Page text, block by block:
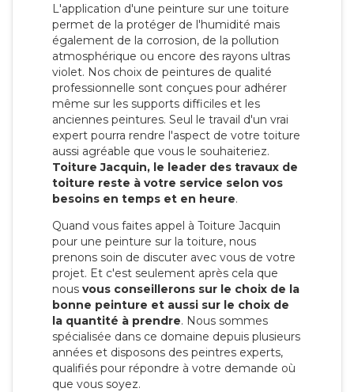
L'application d'une peinture sur une toiture
permet de la protéger de l'humidité mais
également de la corrosion, de la pollution
atmosphérique ou encore des rayons ultras
violet. Nos choix de peintures de qualité
professionnelle sont conçues pour adhérer
même sur les supports difficiles et les
anciennes peintures. Seul le travail d'un vrai
expert pourra rendre l'aspect de votre toiture
aussi agréable que vous le souhaiteriez.
Toiture Jacquin, le leader des travaux de
toiture reste à votre service selon vos
besoins en temps et en heure.
Quand vous faites appel à Toiture Jacquin
pour une peinture sur la toiture, nous
prenons soin de discuter avec vous de votre
projet. Et c'est seulement après cela que
nous vous conseillerons sur le choix de la
bonne peinture et aussi sur le choix de
la quantité à prendre. Nous sommes
spécialisée dans ce domaine depuis plusieurs
années et disposons des peintres experts,
qualifiés pour répondre à votre demande où
que vous soyez.